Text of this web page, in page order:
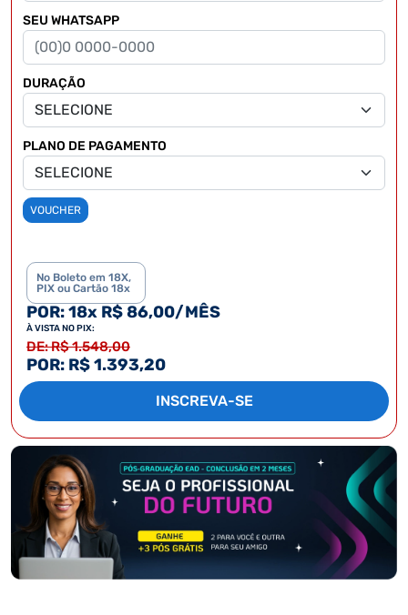
SEU WHATSAPP
DURAÇÃO
PLANO DE PAGAMENTO
VOUCHER
No Boleto em 18X,
PIX ou Cartão 18x
POR: 18x R$ 86,00/MÊS
À VISTA NO PIX:
DE: R$ 1.548,00
POR: R$ 1.393,20
INSCREVA-SE